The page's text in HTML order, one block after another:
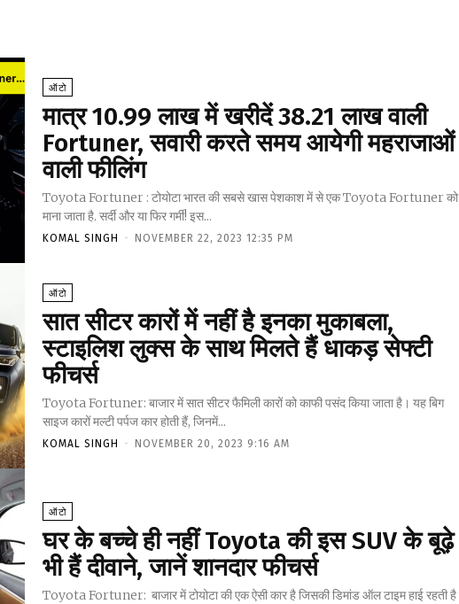
ऑटो
मात्र ₹10.99 लाख में खरीदें ₹38.21 लाख वाली
Fortuner, सवारी करते समय आयेगी महराजाओं
वाली फीलिंग
Toyota Fortuner : टोयोटा भारत की सबसे खास पेशकाश में से एक Toyota Fortuner को
माना जाता है. सर्दी और या फिर गर्मी! इस...
KOMAL SINGH - NOVEMBER 22, 2023 12:35 PM
ऑटो
सात सीटर कारों में नहीं है इनका मुकाबला,
स्टाइलिश लुक्स के साथ मिलते हैं धाकड़ सेफ्टी
फीचर्स
Toyota Fortuner: बाजार में सात सीटर फैमिली कारों को काफी पसंद किया जाता है। यह बिग
साइज कारों मल्टी पर्पज कार होती हैं, जिनमें...
KOMAL SINGH - NOVEMBER 20, 2023 9:16 AM
ऑटो
घर के बच्चे ही नहीं Toyota की इस SUV के बूढ़े
भी हैं दीवाने, जानें शानदार फीचर्स
Toyota Fortuner: बाजार में टोयोटा की एक ऐसी कार है जिसकी डिमांड ऑल टाइम हाई रहती है